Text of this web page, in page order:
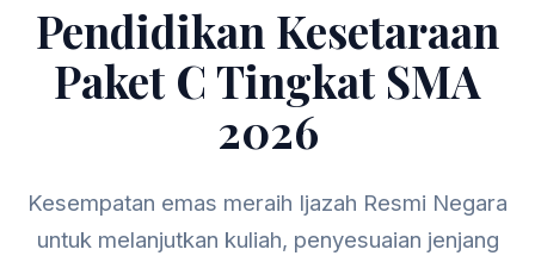
Pendidikan Kesetaraan
Paket C Tingkat SMA
2026
Kesempatan emas meraih Ijazah Resmi Negara
untuk melanjutkan kuliah, penyesuaian jenjang